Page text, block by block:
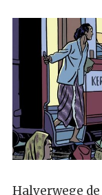
Halverwege